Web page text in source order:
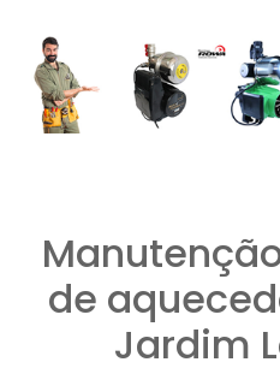
de
Jardim